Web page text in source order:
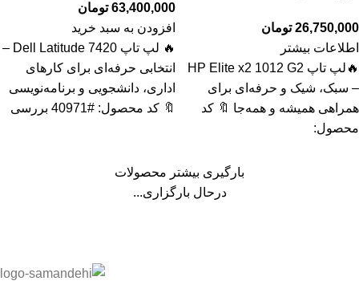
26,750,000 تومان
اطلاعات بیشتر
🔥لپ تاپ HP Elite x2 1012 G2
– سبک، شیک و حرفه‌ای برای
همراهی همیشه و همه‌جا 🔖 کد
محصول:
63,400,000 تومان
افزودن به سبد خرید
🔥 لپ تاپ Dell Latitude 7420 –
انتخابی حرفه‌ای برای کارهای
اداری، دانشجویی و برنامه‌نویسی
🔖 کد محصول: #40971 بررسی
بارگیری بیشتر محصولات
درحال بارگزاری...